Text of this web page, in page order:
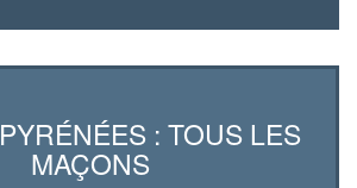
: TOUS LES
MAÇONS